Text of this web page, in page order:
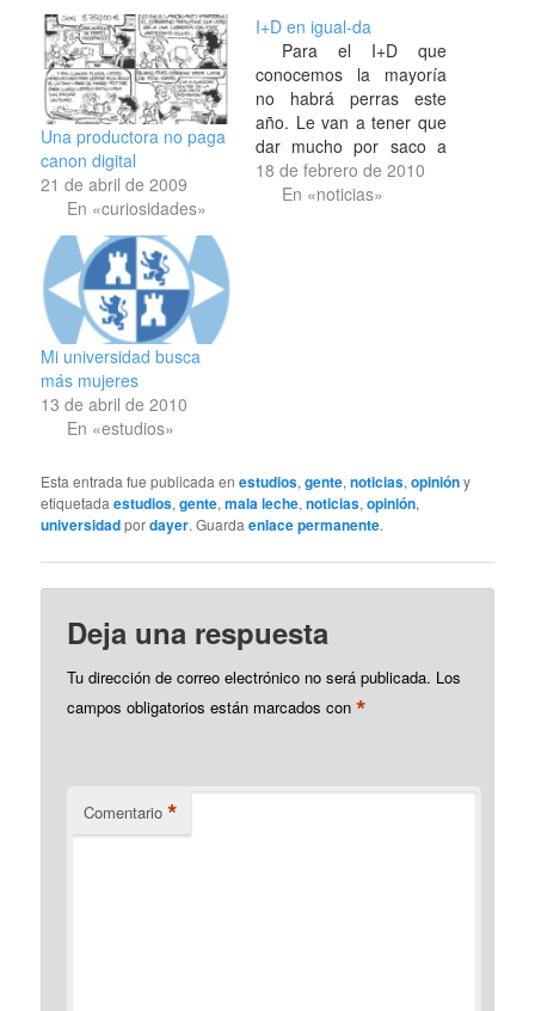
Una productora no paga
canon digital
21 de abril de 2009
En «curiosidades»
I+D en igual-da
Para el I+D que
conocemos la mayoría
no habrá perras este
año. Le van a tener que
dar mucho por saco a
becas de investigación y
material en los
18 de febrero de 2010
En «noticias»
Mi universidad busca
más mujeres
13 de abril de 2010
En «estudios»
Esta entrada fue publicada enestudios,gente,noticias,opinióny
etiquetadaestudios,gente,mala leche,noticias,opinión,
universidadpordayer. Guardaenlace permanente.
Deja una respuesta
Tu dirección de correo electrónico no será publicada. Los
campos obligatorios están marcados con*
Comentario *